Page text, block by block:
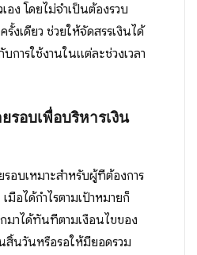
อง โดยไม่จำเป็นต้องรวบ
รั้งเดียว ช่วยให้จัดสรรเงินได้
การใช้งานในแต่ละช่วงเวลา
รอบเพื่อบริหารเงิน
อบเหมาะสำหรับผู้ที่ต้องการ
มื่อได้กำไรตามเป้าหมายก็
าได้ทันทีตามเงื่อนไขของ
สิ้นวันหรือรอให้มียอดรวม